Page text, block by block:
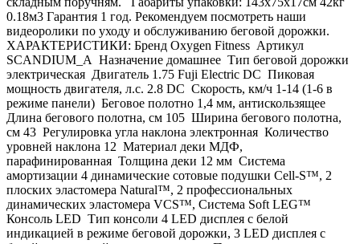
0.18м3 Гарантия 1 год. Рекомендуем посмотреть наши
видеоролики по уходу и обслуживанию беговой дорожки.
ХАРАКТЕРИСТИКИ: Бренд Oxygen Fitness Артикул
SCANDIUM_A Назначение домашнее Тип беговой дорожки
электрическая Двигатель 1.75 Fuji Electric DC Пиковая
мощность двигателя, л.с. 2.8 DC Скорость, км/ч 1-14 (1-6 в
режиме панели) Беговое полотно 1,4 мм, антискользящее
Длина бегового полотна, см 105 Ширина бегового полотна,
см 43 Регулировка угла наклона электронная Количество
уровней наклона 12 Материал деки МДФ,
парафинированная Толщина деки 12 мм Система
амортизации 4 динамические сотовые подушки Cell-S™, 2
плоских эластомера Natural™, 2 профессиональных
динамических эластомера VCS™, Система Soft LEG™
Консоль LED Тип консоли 4 LED дисплея с белой
индикацией в режиме беговой дорожки, 3 LED дисплея с